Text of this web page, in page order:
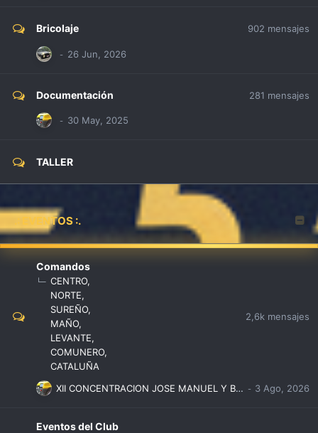
Bricolaje 902 mensajes
Documentación 281 mensajes
TALLER
.: EVENTOS :.
Comandos
CENTRO
NORTE
SUREÑO
MAÑO
LEVANTE
COMUNERO
CATALUÑA
2,6k mensajes
XII CONCENTRACION JOSE MANUEL Y BERTA - BOECILLO ( VALLADOLID ) 31 JULIO y 1-2 AGOSTO DE 2026
Eventos del Club